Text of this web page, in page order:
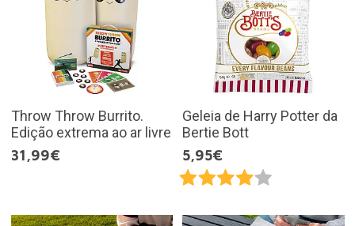
Throw Throw Burrito.
Edição extrema ao ar livre
31,99€
Geleia de Harry Potter da
Bertie Bott
5,95€